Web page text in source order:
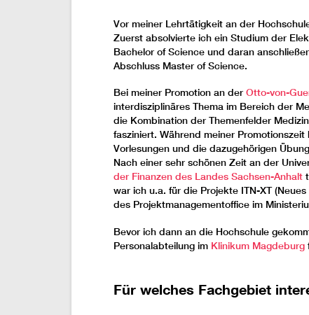
Vor meiner Lehrtätigkeit an der
Zuerst absolvierte ich ein Studium der
Bachelor of Science und daran
Abschluss Master of Science.
Bei meiner Promotion an der Otto-von-
interdisziplinäres Thema im Bereich der
die Kombination der Themenfelder
fasziniert. Während meiner
Vorlesungen und die dazugehörigen
Nach einer sehr schönen Zeit an der
der Finanzen des Landes Sachsen-Anhalt
war ich u.a. für die Projekte ITN-XT
des Projektmanagementoffice im
Bevor ich dann an die Hochschule
Personalabteilung im Klinikum Magdeburg
Für welches Fachgebiet